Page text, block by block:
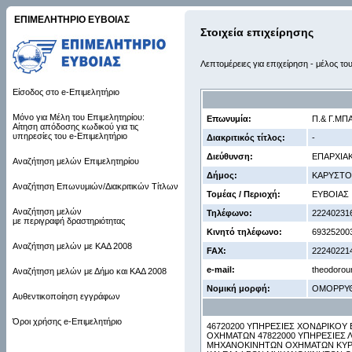
ΕΠΙΜΕΛΗΤΗΡΙΟ ΕΥΒΟΙΑΣ
Είσοδος στο e-Επιμελητήριο
Μόνο για Μέλη του Επιμελητηρίου:
Αίτηση απόδοσης κωδικού για τις
υπηρεσίες του e-Επιμελητήριο
Αναζήτηση μελών Επιμελητηρίου
Αναζήτηση Επωνυμιών/Διακριτικών Τίτλων
Αναζήτηση μελών
με περιγραφή δραστηριότητας
Αναζήτηση μελών με ΚΑΔ 2008
Αναζήτηση μελών με Δήμο και ΚΑΔ 2008
Αυθεντικοποίηση εγγράφων
Όροι χρήσης e-Επιμελητήριο
Στοιχεία επιχείρησης
Λεπτομέρειες για επιχείρηση - μέλος
Επωνυμία:
Π.&
Διακριτικός τίτλος:
-
Διεύθυνση:
Δήμος:
Τομέας / Περιοχή:
ΕΥΒΟΙΑΣ
Τηλέφωνο:
Κινητό τηλέφωνο:
FAX:
e-mail:
Νομική μορφή:
46720200 ΥΠΗΡΕΣΙΕΣ
ΟΧΗΜΑΤΩΝ 47822000 ΥΠΗΡΕΣΙΕΣ
ΜΗΧΑΝΟΚΙΝΗΤΩΝ ΟΧΗΜΑΤΩΝ